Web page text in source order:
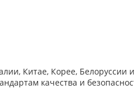
Китае, Корее,
качества и